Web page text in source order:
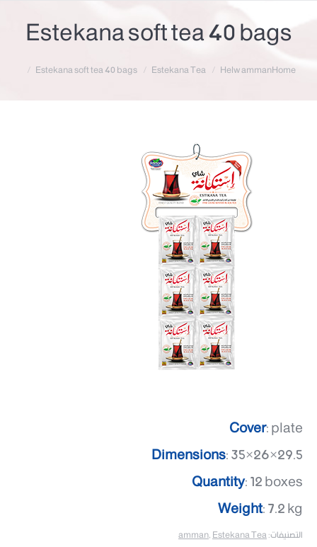
Estekana soft tea 40 bags
Home
Helw amman
Estekana Tea
Estekana soft tea 40 bags
Cover: plate
Dimensions: 35×26×29.5
Quantity: 12 boxes
Weight: 7.2 kg
التصنيفات: amman,Estekana Tea